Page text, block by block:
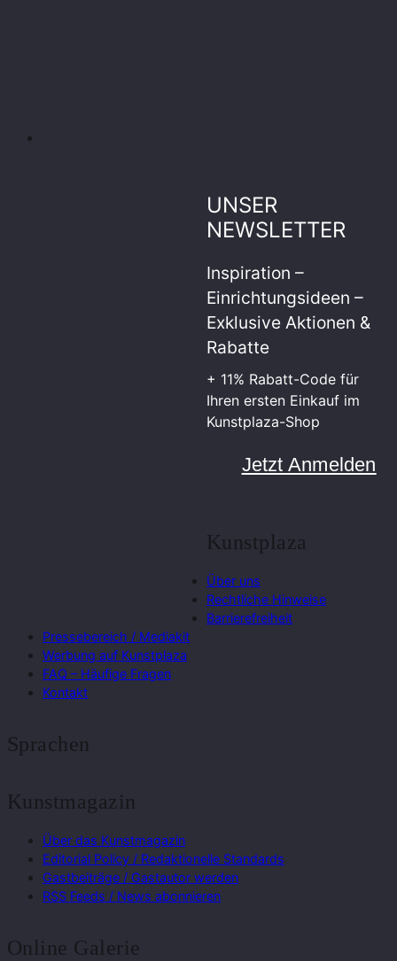
UNSER
NEWSLETTER
Inspiration –
Einrichtungsideen –
Exklusive Aktionen &
Rabatte
+ 11% Rabatt-Code für
Ihren ersten Einkauf im
Kunstplaza-Shop
Jetzt Anmelden
Kunstplaza
Über uns
Rechtliche Hinweise
Barrierefreiheit
Pressebereich / Mediakit
Werbung auf Kunstplaza
FAQ – Häufige Fragen
Kontakt
Sprachen
Kunstmagazin
Über das Kunstmagazin
Editorial Policy / Redaktionelle Standards
Gastbeiträge / Gastautor werden
RSS Feeds / News abonnieren
Online Galerie